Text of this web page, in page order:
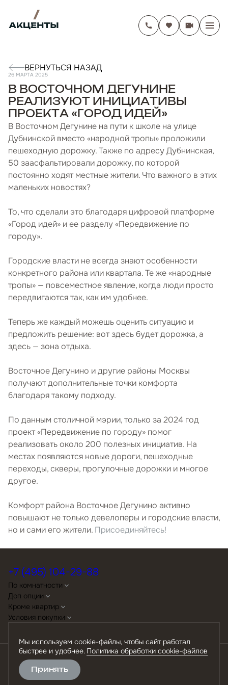
ВЕРНУТЬСЯ НАЗАД
26 МАРТА 2025
В ВОСТОЧНОМ ДЕГУНИНЕ
РЕАЛИЗУЮТ ИНИЦИАТИВЫ
ПРОЕКТА «ГОРОД ИДЕЙ»
В Восточном Дегунине на пути к школе на улице
Дубнинской вместо «народной тропы» проложили
пешеходную дорожку. Также по адресу Дубнинская,
50 заасфальтировали дорожку, по которой
постоянно ходят местные жители. Что важного в этих
маленьких новостях?
То, что сделали это благодаря цифровой платформе
«Город идей» и ее разделу «Передвижение по
городу».
Городские власти не всегда знают особенности
конкретного района или квартала. Те же «народные
тропы» — повсеместное явление, когда люди просто
передвигаются так, как им удобнее.
Теперь же каждый можешь оценить ситуацию и
предложить решение: вот здесь будет дорожка, а
здесь — зона отдыха.
Восточное Дегунино и другие районы Москвы
получают дополнительные точки комфорта
благодаря такому подходу.
По данным столичной мэрии, только за 2024 год
проект «Передвижение по городу» помог
реализовать около 200 полезных инициатив. На
местах появляются новые дороги, пешеходные
переходы, скверы, прогулочные дорожки и многое
другое.
Комфорт района Восточное Дегунино активно
повышают не только девелоперы и городские власти,
но и сами его жители. Присоединяйтесь!
По комнатности
Доп опции
Кроме квартир
Условия покупки
+7 (495) 104-29-88
Политика обработки персональных данных
Политика обработки cookie-файлов
Разработано
Мы используем cookie-файлы, чтобы сайт работал
быстрее и удобнее. Политика обработки cookie-файлов
Принять